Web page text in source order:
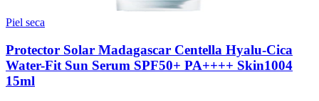
Piel seca
Protector Solar Madagascar Centella Hyalu-Cica
Water-Fit Sun Serum SPF50+ PA++++ Skin1004
15ml